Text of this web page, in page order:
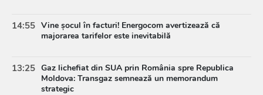
14:55 Vine șocul în facturi! Energocom avertizează că
majorarea tarifelor este inevitabilă
13:25 Gaz lichefiat din SUA prin România spre Republica
Moldova: Transgaz semnează un memorandum
strategic